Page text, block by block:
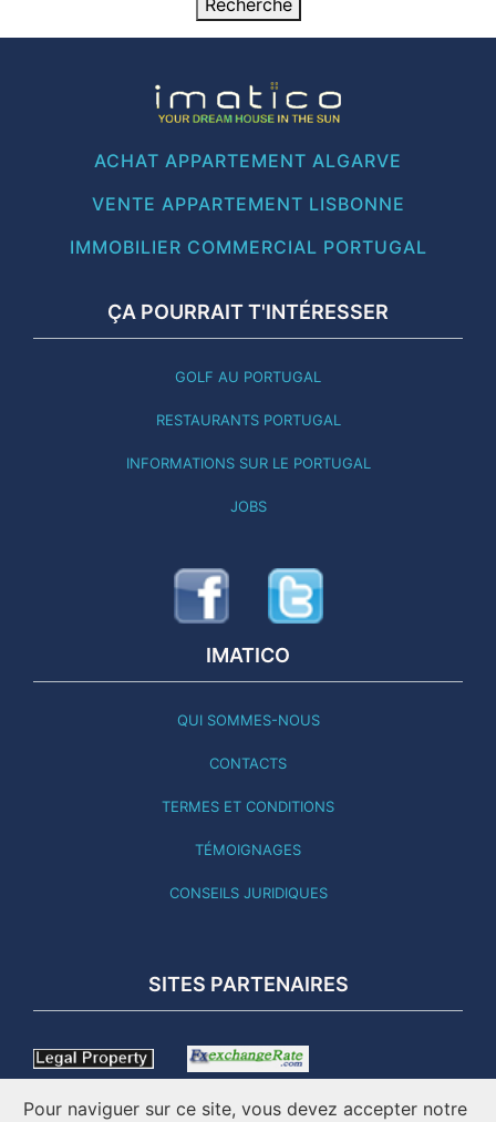
ACHAT APPARTEMENT ALGARVE
VENTE APPARTEMENT LISBONNE
IMMOBILIER COMMERCIAL PORTUGAL
ÇA POURRAIT T'INTÉRESSER
GOLF AU PORTUGAL
RESTAURANTS PORTUGAL
INFORMATIONS SUR LE PORTUGAL
JOBS
IMATICO
QUI SOMMES-NOUS
CONTACTS
TERMES ET CONDITIONS
TÉMOIGNAGES
CONSEILS JURIDIQUES
SITES PARTENAIRES
Pour naviguer sur ce site, vous devez accepter notre